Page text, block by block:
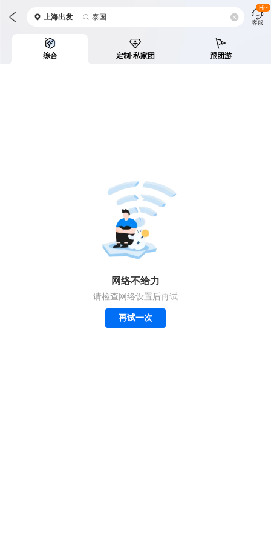
上海出发 泰国
客服
Hi~
综合 定制·私家团 跟团游
网络不给力
请检查网络设置后再试
再试一次